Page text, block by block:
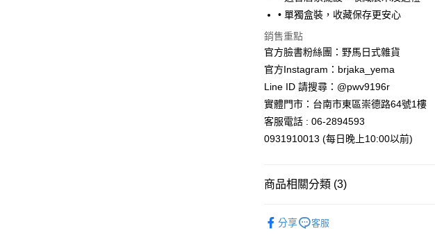
宅配
每筆NT$100，滿NT$999(含以上)免運費
• 單獨盒裝，收藏保存更安心
銷售重點
官方臉書粉絲團：野馬日式雜貨
官方Instagram：brjaka_yema
Line ID 請搜尋：@pwv9196r
實體門市：台南市東區崇德路64號1樓
客服電話 : 06-2894593
0931910013 (每日晚上10:00以前)
商品相關分類 (3)
分享 客服